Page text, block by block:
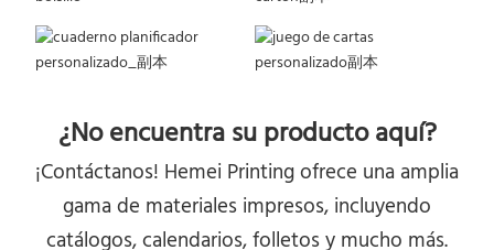
¿No encuentra su producto aquí?
¡Contáctanos! Hemei Printing ofrece una amplia
gama de materiales impresos, incluyendo
catálogos, calendarios, folletos y mucho más.